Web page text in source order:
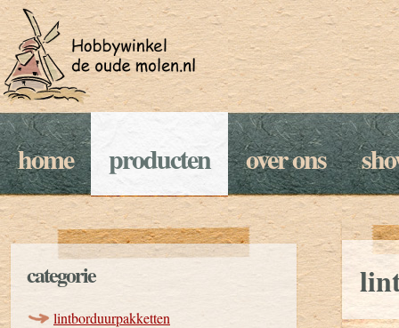
home producten over ons
categorie
lintborduurpakketten